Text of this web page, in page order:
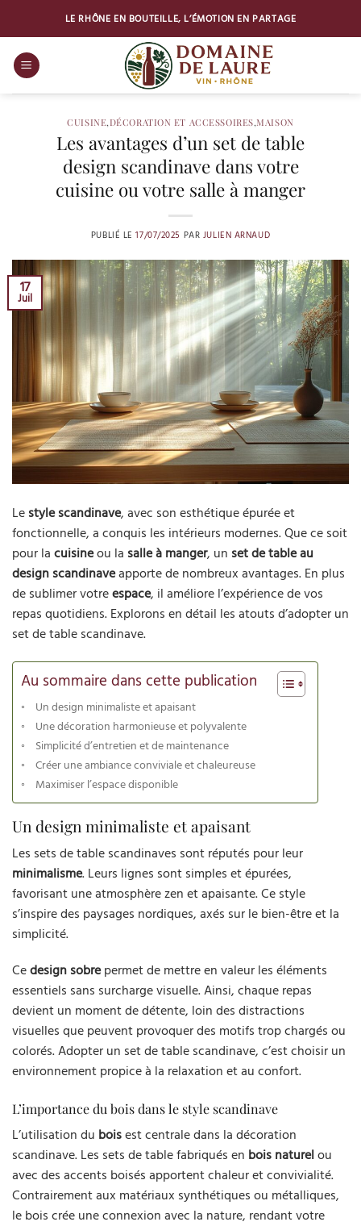
contenu
LE RHÔNE EN BOUTEILLE, L’ÉMOTION EN PARTAGE
CUISINE,DÉCORATION ET ACCESSOIRES,MAISON
Les avantages d’un set de table
design scandinave dans votre
cuisine ou votre salle à manger
PUBLIÉ LE17/07/2025 PAR JULIEN ARNAUD
17
Juil
Le style scandinave, avec son esthétique épurée et
fonctionnelle, a conquis les intérieurs modernes. Que ce soit
pour la cuisineou la salle à manger, un set de table au
design scandinaveapporte de nombreux avantages. En plus
de sublimer votreespace, il améliore l’expérience de vos
repas quotidiens. Explorons en détail les atouts d’adopter un
set de table scandinave.
Au sommaire dans cette publication
Un design minimaliste et apaisant
Une décoration harmonieuse et polyvalente
Simplicité d’entretien et de maintenance
Créer une ambiance conviviale et chaleureuse
Maximiser l’espace disponible
Un design minimaliste et apaisant
Les sets de table scandinaves sont réputés pour leur
minimalisme. Leurs lignes sont simples et épurées,
favorisant une atmosphère zen et apaisante. Ce style
s’inspire des paysages nordiques, axés sur le bien-être et la
simplicité.
Cedesign sobrepermet de mettre en valeur les éléments
essentiels sans surcharge visuelle. Ainsi, chaque repas
devient un moment de détente, loin des distractions
visuelles que peuvent provoquer des motifs trop chargés ou
colorés. Adopter un set de table scandinave, c’est choisir un
environnement propice à la relaxation et au confort.
L’importance du bois dans le style scandinave
L’utilisation du boisest centrale dans la décoration
scandinave. Les sets de table fabriqués en bois naturelou
avec des accents boisés apportent chaleur et convivialité.
Contrairement aux matériaux synthétiques ou métalliques,
le bois crée une connexion avec la nature, rendant votre